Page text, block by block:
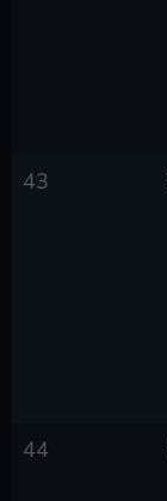
43
44